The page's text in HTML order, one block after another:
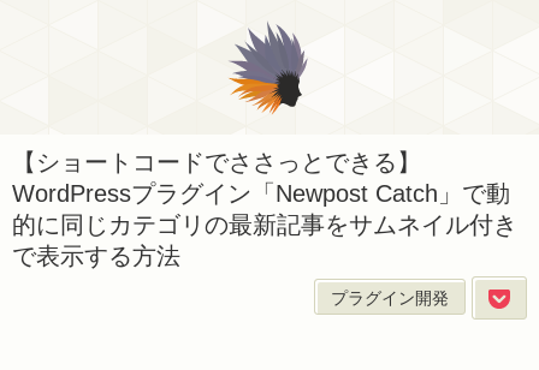
【ショートコードでささっとできる】
WordPressプラグイン「Newpost Catch」で動
的に同じカテゴリの最新記事をサムネイル付き
で表示する方法
プラグイン開発